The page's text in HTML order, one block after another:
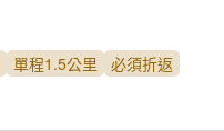
單程1.5公里 必須折返